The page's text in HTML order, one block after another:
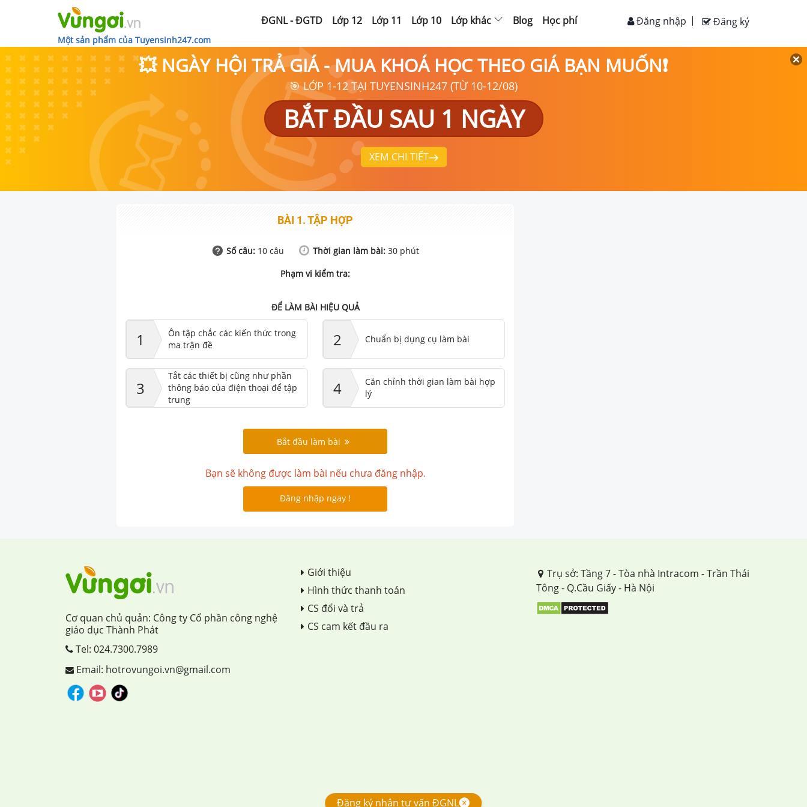
Một sản phẩm của Tuyensinh247.com
ĐGNL - ĐGTD Lớp 12 Lớp 11 Lớp 10 Lớp khác Blog Học phí Đăng ký
Đăng nhập
💥 NGÀY HỘI TRẢ GIÁ - MUA KHOÁ HỌC THEO GIÁ BẠN MUỐN❗
🎯 LỚP 1-12 TẠI TUYENSINH247 (TỪ 10-12/08)
BẮT ĐẦU SAU 1 NGÀY
XEM CHI TIẾT
BÀI 1. TẬP HỢP
Số câu: 10câu Thời gian làm bài: 30phút
Phạm vi kiểm tra:
ĐỂ LÀM BÀI HIỆU QUẢ
1
Ôn tập chắc các kiến thức trong
ma trận đề
2 Chuẩn bị dụng cụ làm bài
3
Tắt các thiết bị cũng như phần
thông báo của điện thoại để tập
trung
4
Căn chỉnh thời gian làm bài hợp
lý
Bắt đầu làm bài
Bạn sẽ không được làm bài nếu chưa đăng nhập.
Đăng nhập ngay !
Cơ quan chủ quản: Công ty Cổ phần công nghệ
giáo dục Thành Phát
Tel: 024.7300.7989
Email: hotrovungoi.vn@gmail.com
Giới thiệu
Hình thức thanh toán
CS đổi và trả
CS cam kết đầu ra
Trụ sở: Tầng 7 - Tòa nhà Intracom - Trần Thái
Tông - Q.Cầu Giấy - Hà Nội
Đăng ký nhận tư vấn ĐGNL